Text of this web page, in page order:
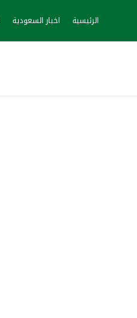
الرئيسية اخبار السعودية